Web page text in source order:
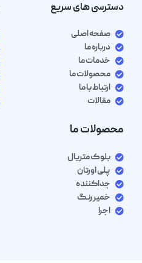
دسترسی های سریع
صفحه اصلی
درباره ما
خدمات ما
محصولات ما
ارتباط با ما
مقالات
محصولات ما
بلوک متریال
پلی اورتان
جداکننده
خمیر رنگ
اجرا